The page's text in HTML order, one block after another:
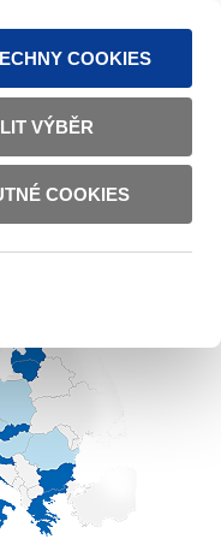
COOKIES
VÝBĚR
COOKIES
ENGLISH